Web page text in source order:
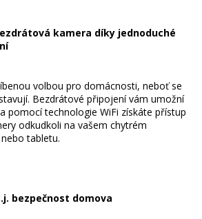
kamera díky jednoduché
volbou pro domácnosti, neboť se
Bezdrátové připojení vám umožní
pomocí technologie WiFi získáte přístup
odkudkoli na vašem chytrém
tabletu.
bezpečnost domova